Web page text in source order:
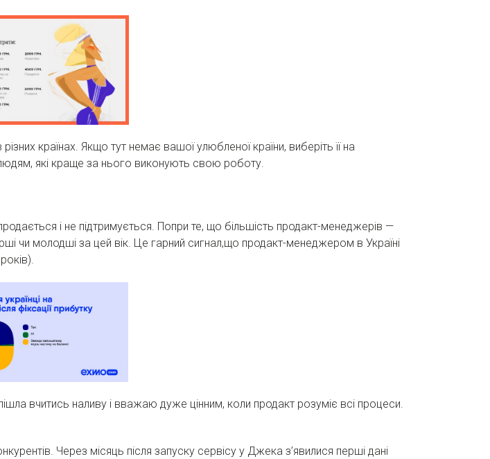
країнах. Якщо тут немає вашої улюбленої країни, виберіть її на
які краще за нього виконують свою роботу.
і не підтримується. Попри те, що більшість продакт-менеджерів —
чи молодші за цей вік. Це гарний сигнал,що продакт-менеджером в Україні
вчитись наливу і вважаю дуже цінним, коли продакт розуміє всі процеси.
Через місяць після запуску сервісу у Джека з’явилися перші дані